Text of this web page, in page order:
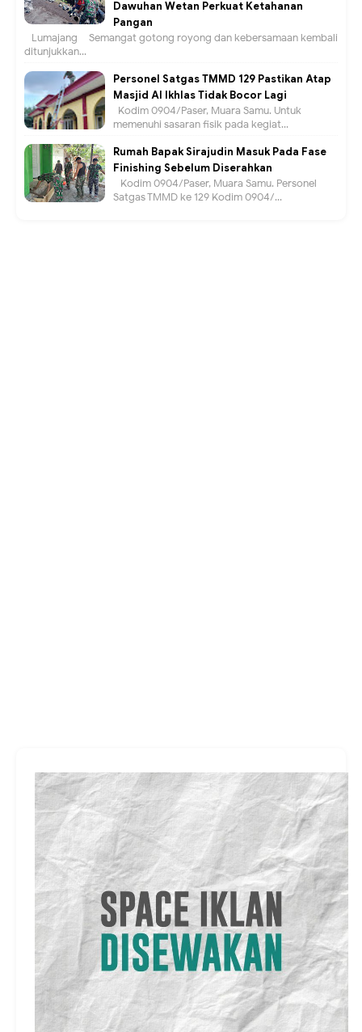
Dawuhan Wetan Perkuat Ketahanan
Pangan
Lumajang – Semangat gotong royong dan kebersamaan kembali
ditunjukkan...
Personel Satgas TMMD 129 Pastikan Atap
Masjid Al Ikhlas Tidak Bocor Lagi
Kodim 0904/Paser, Muara Samu. Untuk
memenuhi sasaran fisik pada kegiat...
Rumah Bapak Sirajudin Masuk Pada Fase
Finishing Sebelum Diserahkan
Kodim 0904/Paser, Muara Samu. Personel
Satgas TMMD ke 129 Kodim 0904/...